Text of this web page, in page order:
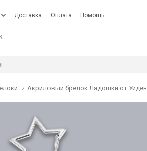
Доставка Оплата Помощь
Акриловый брелок Ладошки от Уйден